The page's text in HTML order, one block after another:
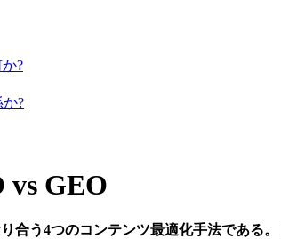
?
?
vs GEO
合う4つのコンテンツ最適化手法である。